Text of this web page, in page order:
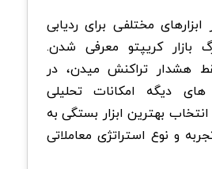
مختلفی برای ردیابی
بازار کریپتو معرفی شدن.
هشدار تراکنش میدن، در
دیگه امکانات تحلیلی
بهترین ابزار بستگی به
و نوع استراتژی معاملاتی